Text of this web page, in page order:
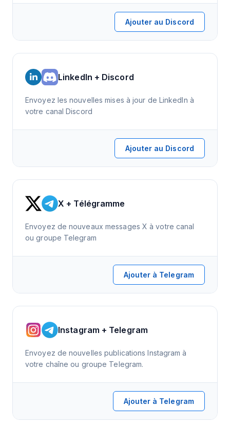
Ajouter au Discord
LinkedIn + Discord
Envoyez les nouvelles mises à jour de LinkedIn à
votre canal Discord
Ajouter au Discord
X + Télégramme
Envoyez de nouveaux messages X à votre canal
ou groupe Telegram
Ajouter à Telegram
Instagram + Telegram
Envoyez de nouvelles publications Instagram à
votre chaîne ou groupe Telegram.
Ajouter à Telegram